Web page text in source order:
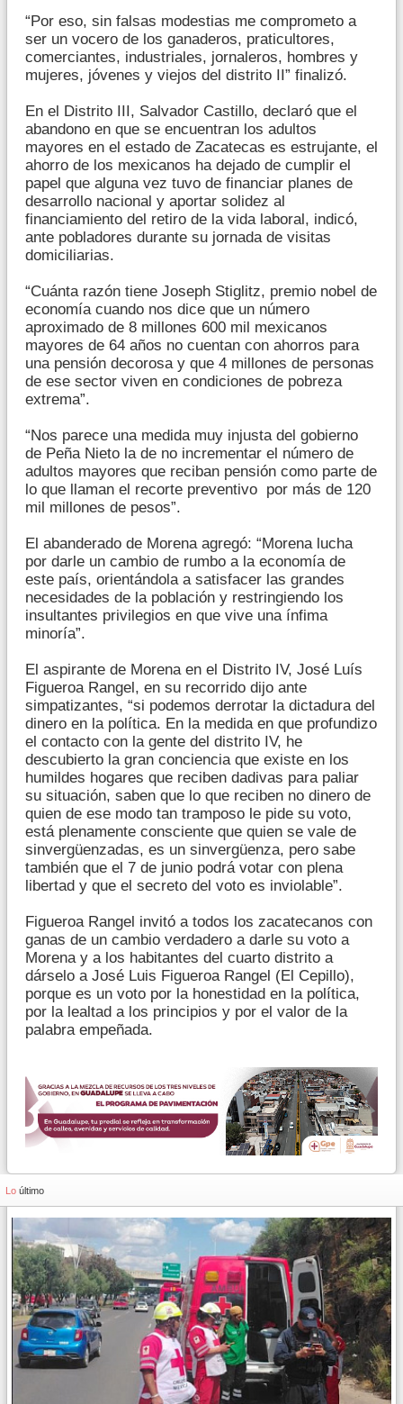
“Por eso, sin falsas modestias me comprometo a
ser un vocero de los ganaderos, praticultores,
comerciantes, industriales, jornaleros, hombres y
mujeres, jóvenes y viejos del distrito II” finalizó.
En el Distrito III, Salvador Castillo, declaró que el
abandono en que se encuentran los adultos
mayores en el estado de Zacatecas es estrujante, el
ahorro de los mexicanos ha dejado de cumplir el
papel que alguna vez tuvo de financiar planes de
desarrollo nacional y aportar solidez al
financiamiento del retiro de la vida laboral, indicó,
ante pobladores durante su jornada de visitas
domiciliarias.
“Cuánta razón tiene Joseph Stiglitz, premio nobel de
economía cuando nos dice que un número
aproximado de 8 millones 600 mil mexicanos
mayores de 64 años no cuentan con ahorros para
una pensión decorosa y que 4 millones de personas
de ese sector viven en condiciones de pobreza
extrema”.
“Nos parece una medida muy injusta del gobierno
de Peña Nieto la de no incrementar el número de
adultos mayores que reciban pensión como parte de
lo que llaman el recorte preventivo por más de 120
mil millones de pesos”.
El abanderado de Morena agregó: “Morena lucha
por darle un cambio de rumbo a la economía de
este país, orientándola a satisfacer las grandes
necesidades de la población y restringiendo los
insultantes privilegios en que vive una ínfima
minoría”.
El aspirante de Morena en el Distrito IV, José Luís
Figueroa Rangel, en su recorrido dijo ante
simpatizantes, “si podemos derrotar la dictadura del
dinero en la política. En la medida en que profundizo
el contacto con la gente del distrito IV, he
descubierto la gran conciencia que existe en los
humildes hogares que reciben dadivas para paliar
su situación, saben que lo que reciben no dinero de
quien de ese modo tan tramposo le pide su voto,
está plenamente consciente que quien se vale de
sinvergüenzadas, es un sinvergüenza, pero sabe
también que el 7 de junio podrá votar con plena
libertad y que el secreto del voto es inviolable”.
Figueroa Rangel invitó a todos los zacatecanos con
ganas de un cambio verdadero a darle su voto a
Morena y a los habitantes del cuarto distrito a
dárselo a José Luis Figueroa Rangel (El Cepillo),
porque es un voto por la honestidad en la política,
por la lealtad a los principios y por el valor de la
palabra empeñada.
Lo último